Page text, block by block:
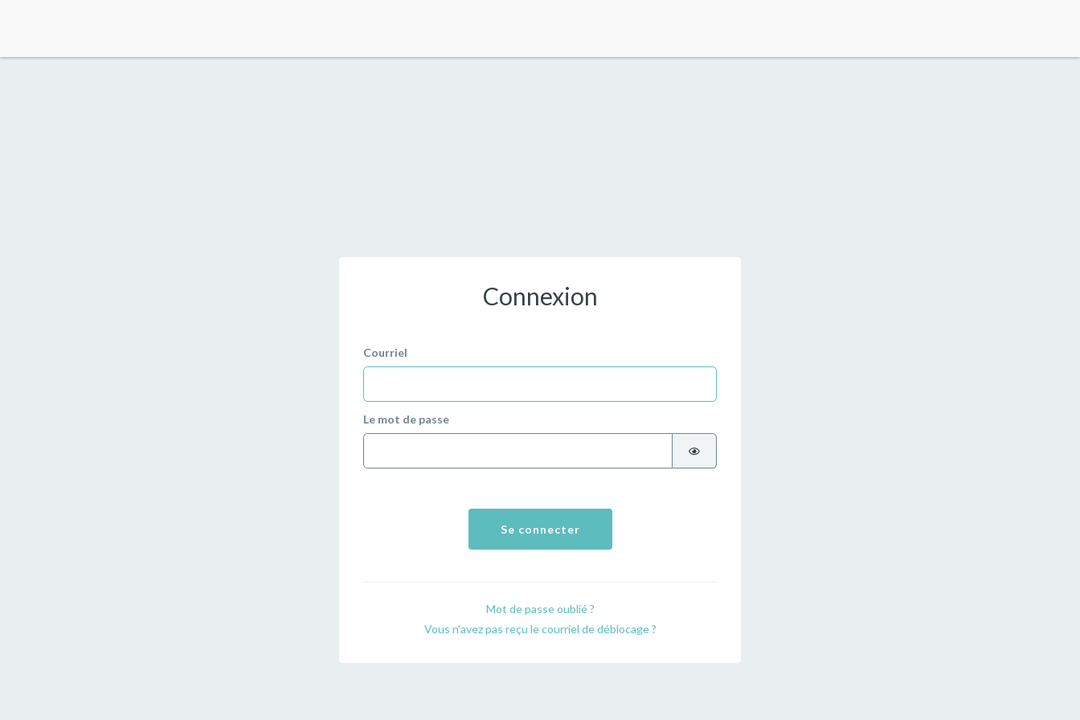
Connexion
Courriel
Le mot de passe
Se connecter
Mot de passe oublié ?
Vous n'avez pas reçu le courriel de déblocage ?